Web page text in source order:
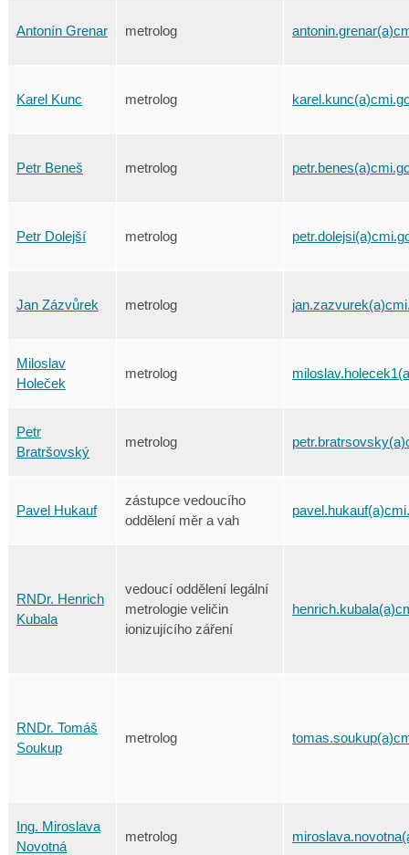
Antonín Grenar metrolog
Karel Kunc metrolog
Petr Beneš metrolog
Petr Dolejší metrolog
Jan Zázvůrek metrolog
Miloslav
Holeček
metrolog
Petr
Bratršovský
metrolog
Pavel Hukauf
zástupce vedoucího
oddělení měr a vah
RNDr. Henrich
Kubala
vedoucí oddělení legální
metrologie veličin
ionizujícího záření
RNDr. Tomáš
Soukup
metrolog
Ing. Miroslava
Novotná
metrolog